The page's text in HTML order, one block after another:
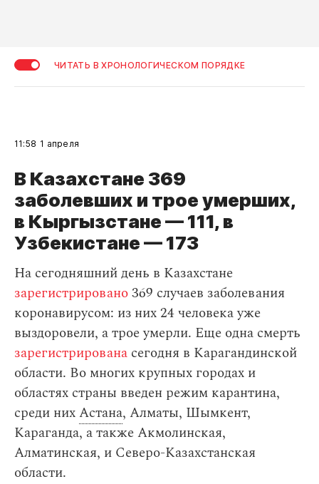
ЧИТАТЬ В ХРОНОЛОГИЧЕСКОМ ПОРЯДКЕ
11:58 1 апреля
В Казахстане 369
заболевших и трое умерших,
в Кыргызстане — 111, в
Узбекистане — 173
На сегодняшний день в Казахстане
зарегистрировано369 случаев заболевания
коронавирусом: из них 24 человека уже
выздоровели, а трое умерли. Еще одна смерть
зарегистрирована сегодня в Карагандинской
области. Во многих крупных городах и
областях страны введен режим карантина,
среди нихАстана, Алматы, Шымкент,
Караганда, а также Акмолинская,
Алматинская, и Северо-Казахстанская
области.